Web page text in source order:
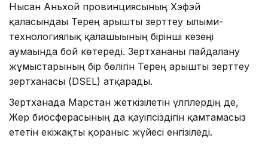
Нысан Аньхой провинциясының Хэфэй
қаласындағы Терең ғарышты зерттеу ғылыми-
технологиялық қалашығының бірінші кезеңі
аумағында бой көтереді. Зертхананы пайдалану
жұмыстарының бір бөлігін Терең ғарышты зерттеу
зертханасы (DSEL) атқарады.
Зертханада Марстан жеткізілетін үлгілердің де,
Жер биосферасының да қауіпсіздігін қамтамасыз
ететін екіжақты қорғаныс жүйесі енгізіледі.